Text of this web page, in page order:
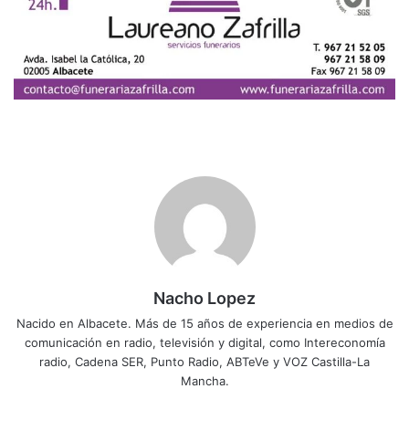
Nacho Lopez
Nacido en Albacete. Más de 15 años de experiencia en medios de
comunicación en radio, televisión y digital, como Intereconomía
radio, Cadena SER, Punto Radio, ABTeVe y VOZ Castilla-La
Mancha.